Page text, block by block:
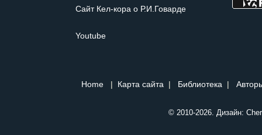
Сайт Кел-кора о Р.И.Говарде
Youtube
Home | Карта сайта | Библиотека |
© 2010-2026. Дизайн: